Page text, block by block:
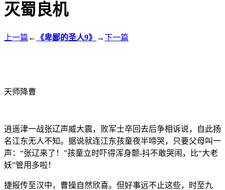
灭蜀良机
上一篇 ← 《卑鄙的圣人9》 →下一篇
天师降曹
逍遥津一战张辽声威大震，败军士卒回去后争相诉说，自此扬
名江东无人不知。据说就连江东孩童夜半啼哭，只要父母叫一
声：“张辽来了！”孩童立时吓得浑身颤-抖不敢哭闹，比“大老
妖”管用多啦！
捷报传至汉中，曹操自然欣喜。但好事远不止这些，时至九